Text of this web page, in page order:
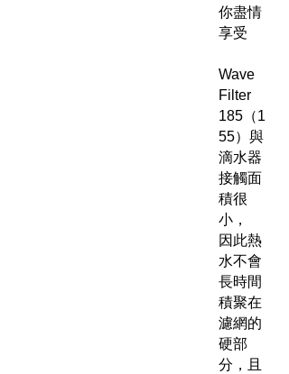
你盡情
享受
Wave
Filter
185（1
55）與
滴水器
接觸面
積很
小，
因此熱
水不會
長時間
積聚在
濾網的
硬部
分，且